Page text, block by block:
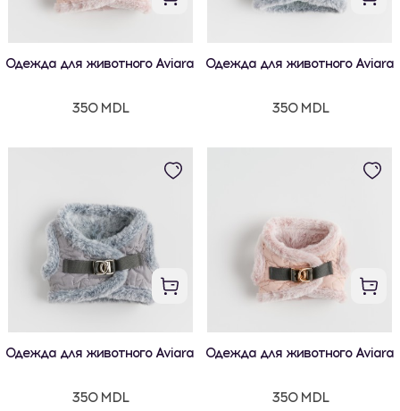
Одежда для животного Aviara
350 MDL
Одежда для животного Aviara
350 MDL
Одежда для животного Aviara
350 MDL
Одежда для животного Aviara
350 MDL